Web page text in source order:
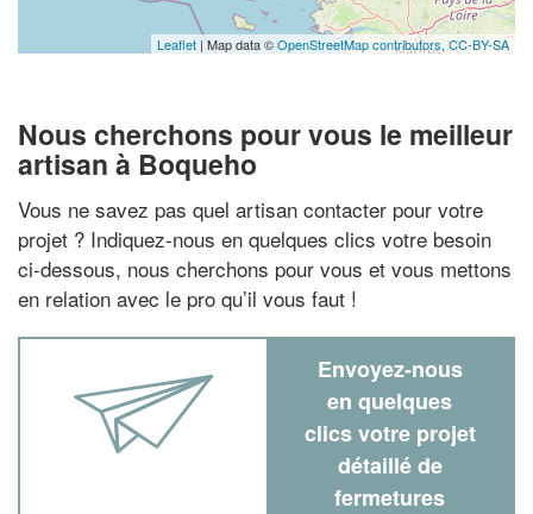
Leaflet | Map data ©OpenStreetMap contributors, CC-BY-SA
Nous cherchons pour vous le meilleur
artisan à Boqueho
Vous ne savez pas quel artisan contacter pour votre
projet ? Indiquez-nous en quelques clics votre besoin
ci-dessous, nous cherchons pour vous et vous mettons
en relation avec le pro qu’il vous faut !
Envoyez-nous
en quelques
clics votre projet
détaillé de
fermetures